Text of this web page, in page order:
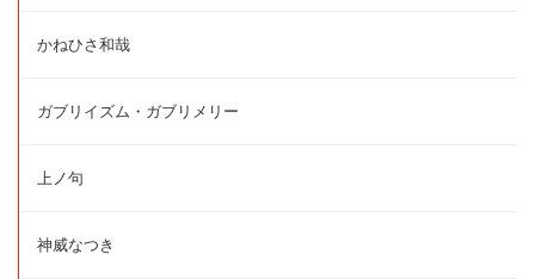
かねひさ和哉
ガブリイズム・ガブリメリー
上ノ句
神威なつき